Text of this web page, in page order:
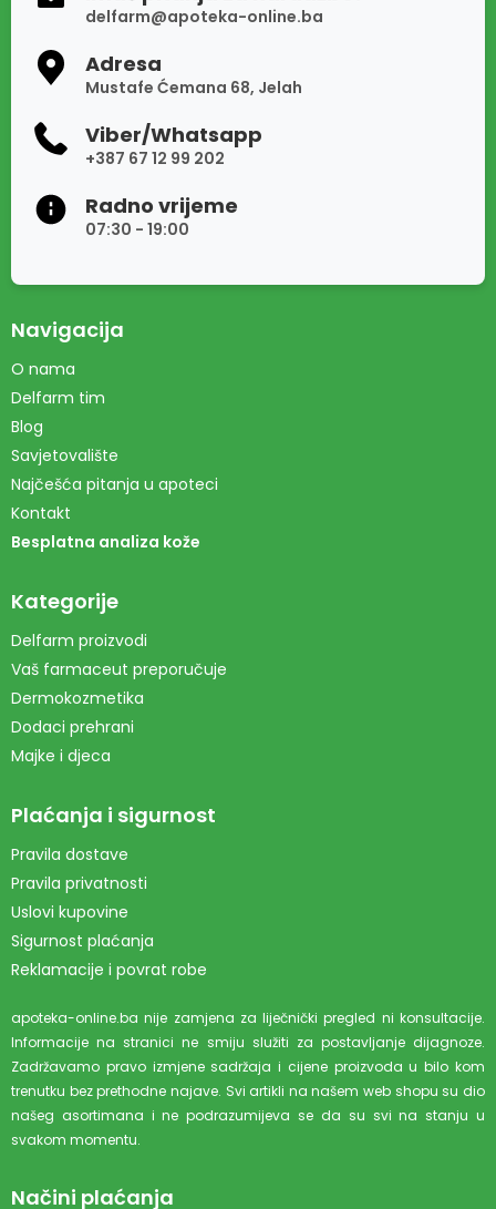
delfarm@apoteka-online.ba
Adresa
Mustafe Ćemana 68, Jelah
Viber/Whatsapp
+387 67 12 99 202
Radno vrijeme
07:30 - 19:00
Navigacija
O nama
Delfarm tim
Blog
Savjetovalište
Najčešća pitanja u apoteci
Kontakt
Besplatna analiza kože
Kategorije
Delfarm proizvodi
Vaš farmaceut preporučuje
Dermokozmetika
Dodaci prehrani
Majke i djeca
Plaćanja i sigurnost
Pravila dostave
Pravila privatnosti
Uslovi kupovine
Sigurnost plaćanja
Reklamacije i povrat robe
apoteka-online.ba nije zamjena za liječnički pregled ni konsultacije.
Informacije na stranici ne smiju služiti za postavljanje dijagnoze.
Zadržavamo pravo izmjene sadržaja i cijene proizvoda u bilo kom
trenutku bez prethodne najave. Svi artikli na našem web shopu su dio
našeg asortimana i ne podrazumijeva se da su svi na stanju u
svakom momentu.
Načini plaćanja